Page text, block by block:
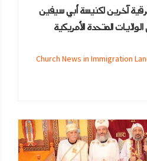
آخرين لكنيسة أبي سيفين
المتحدة الأمريكية